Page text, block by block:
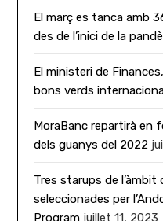
El març es tanca amb
des de l’inici de la
El ministeri de
bons verds
MoraBanc repartirà en
dels guanys del 2022
Tres starups de l’àmbit
seleccionades per